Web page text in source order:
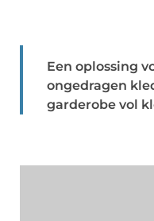
Een oplossing
ongedragen
garderobe vol